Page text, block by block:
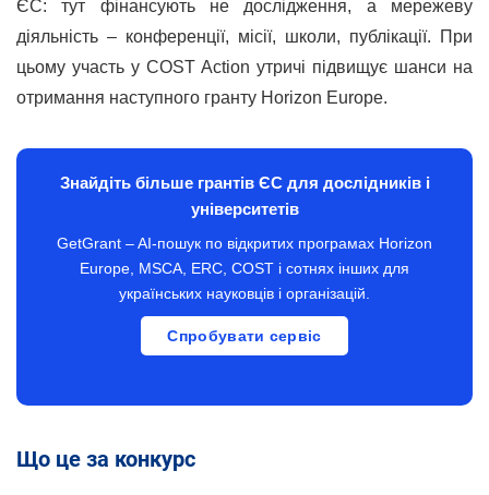
ЄС: тут фінансують не дослідження, а мережеву
діяльність – конференції, місії, школи, публікації. При
цьому участь у COST Action утричі підвищує шанси на
отримання наступного гранту Horizon Europe.
Знайдіть більше грантів ЄС для дослідників і
університетів
GetGrant – AI-пошук по відкритих програмах Horizon
Europe, MSCA, ERC, COST і сотнях інших для
українських науковців і організацій.
Спробувати сервіс
Що це за конкурс